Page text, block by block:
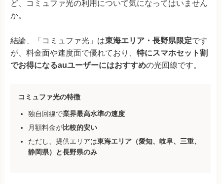
ど、コミュファ光の利用について気になってはいません
か。
結論、「コミュファ光」は東海エリア・長野県限定です
が、料金面や速度面で優れており、 特にスマホセット割
でお得になるauユーザーにはおすすめの光回線です。
コミュファ光の特徴
独自回線で業界最高水準の速度
月額料金が比較的安い
ただし、提供エリアは東海エリア（愛知、岐阜、三重、
静岡県）と長野県のみ